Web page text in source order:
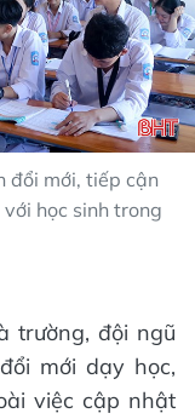
đổi mới, tiếp cận
học sinh trong
trường, đội ngũ
mới dạy học,
việc cập nhật